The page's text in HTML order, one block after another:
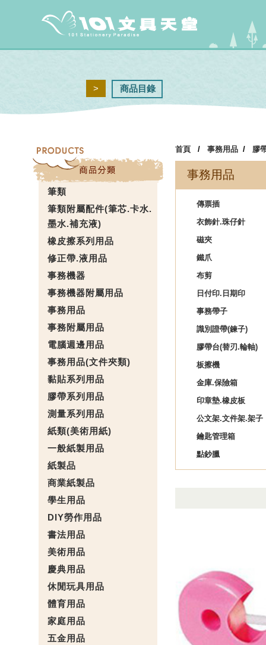
> 商品目錄
筆類
筆類附屬配件(筆芯.卡水.
墨水.補充液)
橡皮擦系列用品
修正帶.液用品
事務機器
事務機器附屬用品
事務用品
事務附屬用品
電腦週邊用品
事務用品(文件夾類)
黏貼系列用品
膠帶系列用品
測量系列用品
紙類(美術用紙)
一般紙製用品
紙製品
商業紙製品
學生用品
DIY勞作用品
書法用品
美術用品
慶典用品
休閒玩具用品
體育用品
家庭用品
五金用品
首頁 / 事務用品 / 膠
事務用品
傳票插
衣飾針.珠仔針
磁夾
鐵爪
布剪
日付印.日期印
事務帶子
識別證帶(鍊子)
膠帶台(替刃.輪軸)
板擦機
金庫.保險箱
印章墊.橡皮板
公文架.文件架.架子
鑰匙管理箱
點鈔臘